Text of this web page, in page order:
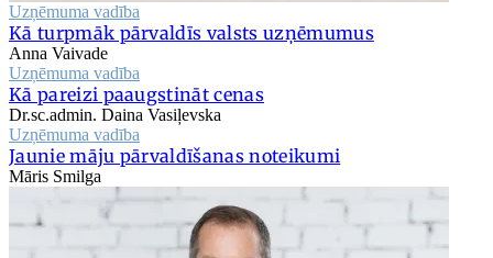
Uzņēmuma vadība
Kā turpmāk pārvaldīs valsts uzņēmumus
Anna Vaivade
Uzņēmuma vadība
Kā pareizi paaugstināt cenas
Dr.sc.admin. Daina Vasiļevska
Uzņēmuma vadība
Jaunie māju pārvaldīšanas noteikumi
Māris Smilga